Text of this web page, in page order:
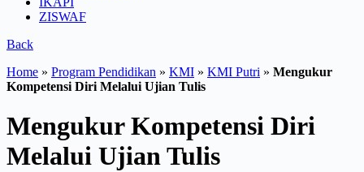
ZISWAF
Back
Home » Program Pendidikan » KMI » KMI Putri » Mengukur
Kompetensi Diri Melalui Ujian Tulis
Mengukur Kompetensi Diri
Melalui Ujian Tulis